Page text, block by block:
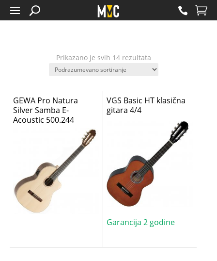
Prikazano je svih 14 rezultata
GEWA Pro Natura
Silver Samba E-
Acoustic 500.244
VGS Basic HT klasična
gitara 4/4
Garancija 2 godine